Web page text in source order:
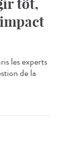
tôt,
les experts
de la